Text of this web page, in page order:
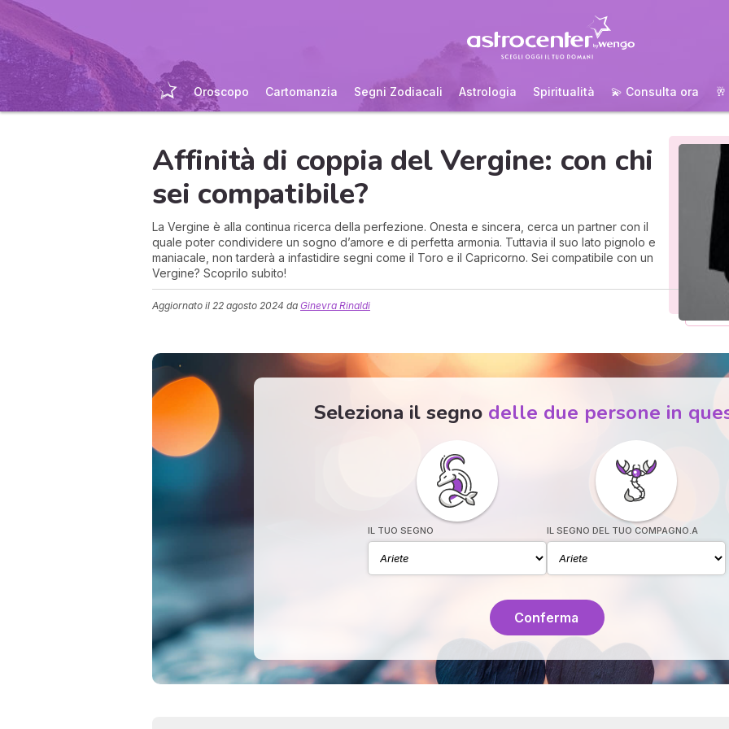
Oroscopo Cartomanzia Segni Zodiacali Astrologia Spiritualità 💫 Consulta ora
Affinità di coppia del Vergine: con chi
sei compatibile?
La Vergine è alla continua ricerca della perfezione. Onesta e sincera, cerca un partner con il
quale poter condividere un sogno d’amore e di perfetta armonia. Tuttavia il suo lato pignolo e
maniacale, non tarderà a infastidire segni come il Toro e il Capricorno. Sei compatibile con un
Vergine? Scoprilo subito!
Aggiornato il 22 agosto 2024 da Ginevra Rinaldi
Seleziona il segno delle due persone in
IL TUO SEGNO IL SEGNO DEL TUO COMPAGNO.A
Conferma